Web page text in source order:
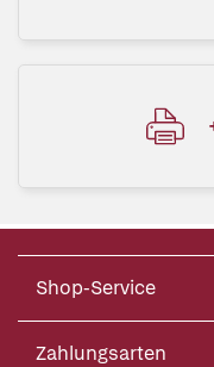
Shop-Service
Zahlungsarten